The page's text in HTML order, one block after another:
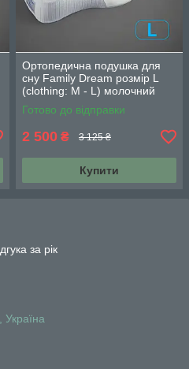
Ортопедична подушка для
сну Family Dream розмір L
(clothing: M - L) молочний
Готово до відправки
2 500 ₴ 3 125 ₴
Купити
за рік
Україна